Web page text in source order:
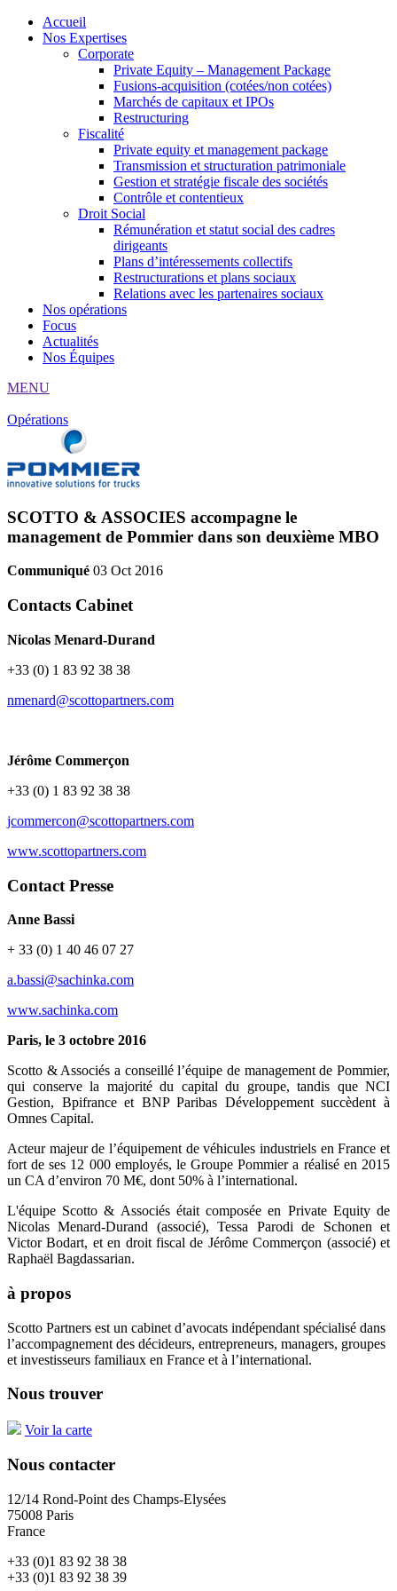
Accueil
Nos Expertises
Corporate
Private Equity – Management Package
Fusions-acquisition (cotées/non cotées)
Marchés de capitaux et IPOs
Restructuring
Fiscalité
Private equity et management package
Transmission et structuration patrimoniale
Gestion et stratégie fiscale des sociétés
Contrôle et contentieux
Droit Social
Rémunération et statut social des cadres
dirigeants
Plans d’intéressements collectifs
Restructurations et plans sociaux
Relations avec les partenaires sociaux
Nos opérations
Focus
Actualités
Nos Équipes
MENU
Opérations
SCOTTO & ASSOCIES accompagne le
management de Pommier dans son deuxième MBO
Communiqué 03 Oct 2016
Contacts Cabinet
Nicolas Menard-Durand
+33 (0) 1 83 92 38 38
nmenard@scottopartners.com
Jérôme Commerçon
+33 (0) 1 83 92 38 38
jcommercon@scottopartners.com
www.scottopartners.com
Contact Presse
Anne Bassi
+ 33 (0) 1 40 46 07 27
a.bassi@sachinka.com
www.sachinka.com
Paris, le 3 octobre 2016
Scotto & Associés a conseillé l’équipe de management de Pommier,
qui conserve la majorité du capital du groupe, tandis que NCI
Gestion, Bpifrance et BNP Paribas Développement succèdent à
Omnes Capital.
Acteur majeur de l’équipement de véhicules industriels en France et
fort de ses 12 000 employés, le Groupe Pommier a réalisé en 2015
un CA d’environ 70 M€, dont 50% à l’international.
L'équipe Scotto & Associés était composée en Private Equity de
Nicolas Menard-Durand (associé), Tessa Parodi de Schonen et
Victor Bodart, et en droit fiscal de Jérôme Commerçon (associé) et
Raphaël Bagdassarian.
à propos
Scotto Partners est un cabinet d’avocats indépendant spécialisé dans
l’accompagnement des décideurs, entrepreneurs, managers, groupes
et investisseurs familiaux en France et à l’international.
Nous trouver
Voir la carte
Nous contacter
12/14 Rond-Point des Champs-Elysées
75008 Paris
France
+33 (0)1 83 92 38 38
+33 (0)1 83 92 38 39